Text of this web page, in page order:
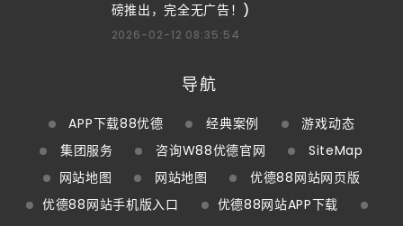
磅推出，完全无广告！)
2026-02-12 08:35:54
导航
APP下载88优德 经典案例
游戏动态
集团服务
咨询W88优德官网
SiteMap
网站地图
网站地图
优德88网站网页版
优德88网站手机版入口
优德88网站APP下载